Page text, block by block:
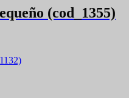
(cod_1355)